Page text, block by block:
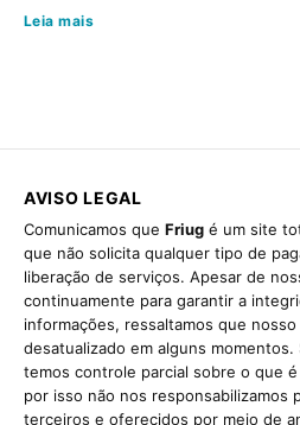
Leia mais
AVISO LEGAL
Comunicamos que Friug é um site
que não solicita qualquer tipo de
liberação de serviços. Apesar de
continuamente para garantir a
informações, ressaltamos que
desatualizado em alguns momentos.
temos controle parcial sobre o que
por isso não nos responsabilizamos
terceiros e oferecidos por meio de